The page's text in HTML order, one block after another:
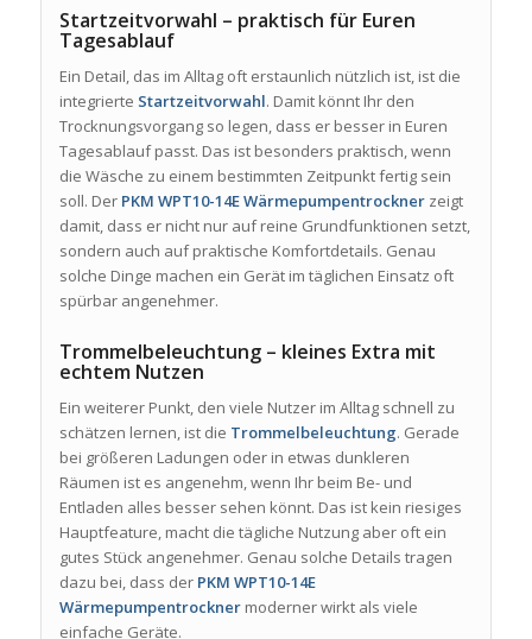
Startzeitvorwahl – praktisch für Euren
Tagesablauf
Ein Detail, das im Alltag oft erstaunlich nützlich ist, ist die
integrierte Startzeitvorwahl. Damit könnt Ihr den
Trocknungsvorgang so legen, dass er besser in Euren
Tagesablauf passt. Das ist besonders praktisch, wenn
die Wäsche zu einem bestimmten Zeitpunkt fertig sein
soll. Der PKM WPT10-14E Wärmepumpentrocknerzeigt
damit, dass er nicht nur auf reine Grundfunktionen setzt,
sondern auch auf praktische Komfortdetails. Genau
solche Dinge machen ein Gerät im täglichen Einsatz oft
spürbar angenehmer.
Trommelbeleuchtung – kleines Extra mit
echtem Nutzen
Ein weiterer Punkt, den viele Nutzer im Alltag schnell zu
schätzen lernen, ist die Trommelbeleuchtung. Gerade
bei größeren Ladungen oder in etwas dunkleren
Räumen ist es angenehm, wenn Ihr beim Be- und
Entladen alles besser sehen könnt. Das ist kein riesiges
Hauptfeature, macht die tägliche Nutzung aber oft ein
gutes Stück angenehmer. Genau solche Details tragen
dazu bei, dass der PKM WPT10-14E
Wärmepumpentrocknermoderner wirkt als viele
einfache Geräte.